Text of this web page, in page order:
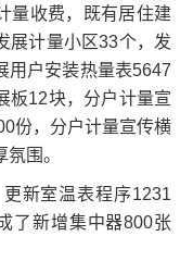
量收费，既有居住建
展计量小区33个，发
用户安装热量表5647
板12块，分户计量宣
份，分户计量宣传横
围。
新室温表程序1231
了新增集中器800张